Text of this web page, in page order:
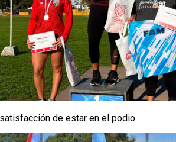
de estar en el podio